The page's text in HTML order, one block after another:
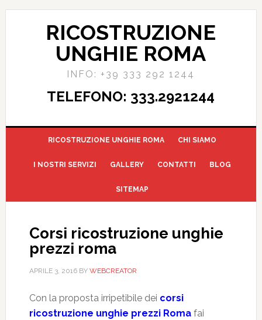
RICOSTRUZIONE
UNGHIE ROMA
INFO: +39 333 292 1244
TELEFONO: 333.2921244
RICOSTRUZIONE UNGHIE ROMA CHI SIAMO
I NOSTRI SERVIZI GALLERY CONTATTI BLOG
SITEMAP
Corsi ricostruzione unghie
prezzi roma
APRILE 3, 2016BY WEBCREATOR
Con la proposta irripetibile dei corsi
ricostruzione unghie prezzi Roma fai